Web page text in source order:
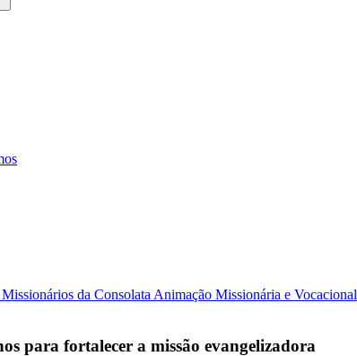
da Consolata Animação Missionária e Vocacional
para fortalecer a missão evangelizadora